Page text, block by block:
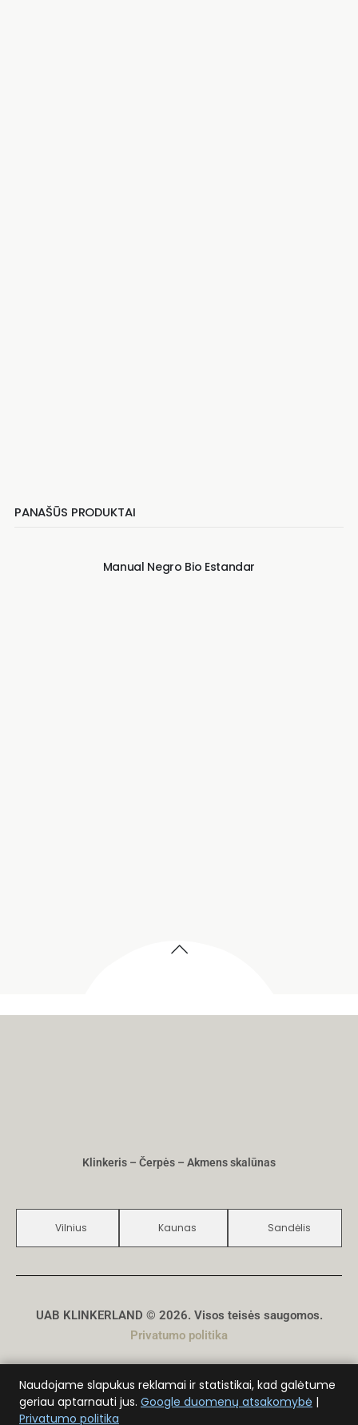
PANAŠŪS PRODUKTAI
Manual Negro Bio Estandar
Klinkeris – Čerpės – Akmens skalūnas
Vilnius Kaunas Sandėlis
UAB KLINKERLAND © 2026. Visos teisės saugomos.
Privatumo politika
Naudojame slapukus reklamai ir statistikai, kad galėtume
geriau aptarnauti jus. Google duomenų atsakomybė |
Privatumo politika